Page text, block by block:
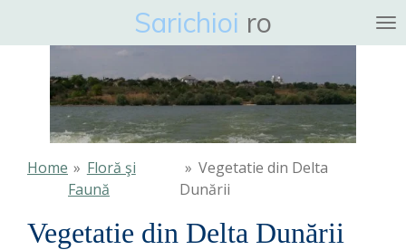
hoofdinhoud
Sarichioi ro
Home » Floră şi
Faună
» Vegetatie din Delta
Dunării
Vegetatie din Delta Dunării